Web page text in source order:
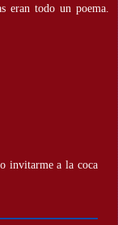
eran todo un poema.
invitarme a la coca